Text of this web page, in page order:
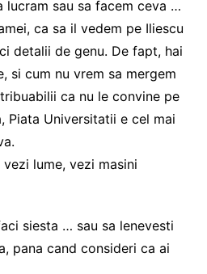
lucram sau sa facem ceva …
ca sa il vedem pe Iliescu
detalii de genu. De fapt, hai
si cum nu vrem sa mergem
ca nu le convine pe
Piata Universitatii e cel mai
lume, vezi masini
siesta … sau sa lenevesti
pana cand consideri ca ai